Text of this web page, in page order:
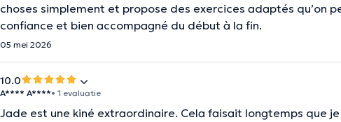
choses simplement et propose des exercices adaptés qu’on
confiance et bien accompagné du début à la fin.
05 mei 2026
10.0
A**** A****• 1 evaluatie
Jade est une kiné extraordinaire. Cela faisait longtemps que